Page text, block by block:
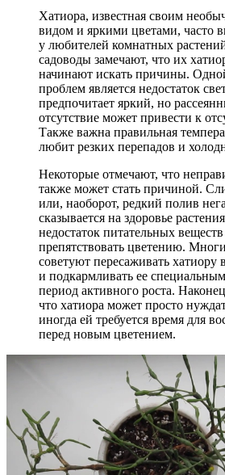
Хатиора, известная своим
видом и яркими цветами, часто
у любителей комнатных
садоводы замечают, что их
начинают искать причины.
проблем является недостаток
предпочитает яркий, но
отсутствие может привести к
Также важна правильная
любит резких перепадов и
Некоторые отмечают, что
также может стать причиной.
или, наоборот, редкий полив
сказывается на здоровье
недостаток питательных
препятствовать цветению.
советуют пересаживать хатиору
и подкармливать ее
период активного роста.
что хатиора может просто
иногда ей требуется время для
перед новым цветением.